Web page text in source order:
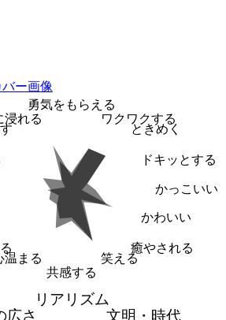
勇気をもらえる
ワクワクする
ときめく
ドキッとする
かっこいい
かわいい
癒やされる
笑える
共感する
温まる
浸れる
リアリズム
文明・時代
広さ